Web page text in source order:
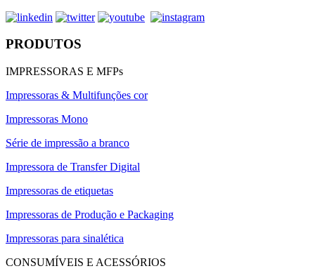
PRODUTOS
IMPRESSORAS E MFPs
Impressoras & Multifunções cor
Impressoras Mono
Série de impressão a branco
Impressora de Transfer Digital
Impressoras de etiquetas
Impressoras de Produção e Packaging
Impressoras para sinalética
CONSUMÍVEIS E ACESSÓRIOS